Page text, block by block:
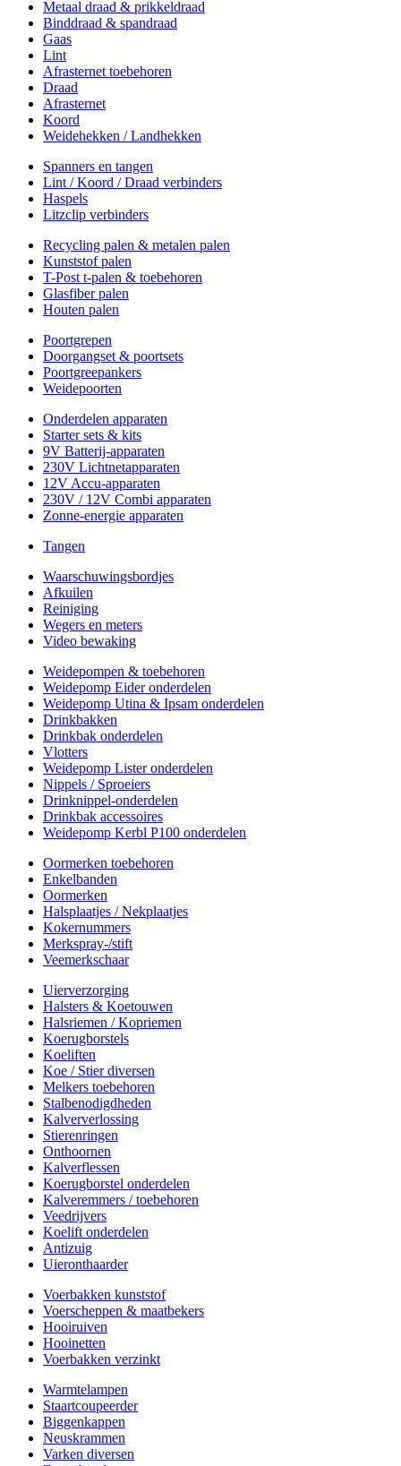
Metaal draad & prikkeldraad
Binddraad & spandraad
Gaas
Lint
Afrasternet toebehoren
Draad
Afrasternet
Koord
Weidehekken / Landhekken
Spanners en tangen
Lint / Koord / Draad verbinders
Haspels
Litzclip verbinders
Recycling palen & metalen palen
Kunststof palen
T-Post t-palen & toebehoren
Glasfiber palen
Houten palen
Poortgrepen
Doorgangset & poortsets
Poortgreepankers
Weidepoorten
Onderdelen apparaten
Starter sets & kits
9V Batterij-apparaten
230V Lichtnetapparaten
12V Accu-apparaten
230V / 12V Combi apparaten
Zonne-energie apparaten
Tangen
Waarschuwingsbordjes
Afkuilen
Reiniging
Wegers en meters
Video bewaking
Weidepompen & toebehoren
Weidepomp Eider onderdelen
Weidepomp Utina & Ipsam onderdelen
Drinkbakken
Drinkbak onderdelen
Vlotters
Weidepomp Lister onderdelen
Nippels / Sproeiers
Drinknippel-onderdelen
Drinkbak accessoires
Weidepomp Kerbl P100 onderdelen
Oormerken toebehoren
Enkelbanden
Oormerken
Halsplaatjes / Nekplaatjes
Kokernummers
Merkspray-/stift
Veemerkschaar
Uierverzorging
Halsters & Koetouwen
Halsriemen / Kopriemen
Koerugborstels
Koeliften
Koe / Stier diversen
Melkers toebehoren
Stalbenodigdheden
Kalververlossing
Stierenringen
Onthoornen
Kalverflessen
Koerugborstel onderdelen
Kalveremmers / toebehoren
Veedrijvers
Koelift onderdelen
Antizuig
Uieronthaarder
Voerbakken kunststof
Voerscheppen & maatbekers
Hooiruiven
Hooinetten
Voerbakken verzinkt
Warmtelampen
Staartcoupeerder
Biggenkappen
Neuskrammen
Varken diversen